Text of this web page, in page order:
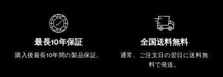
最長10年保証
購入後最長10年間の製品保証。
全国送料無料
通常、ご注文日の翌日に送料無
料で発送。